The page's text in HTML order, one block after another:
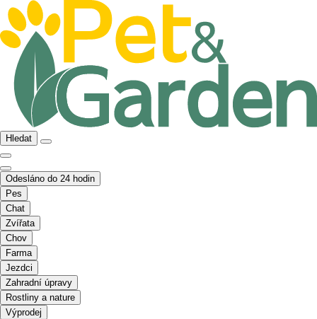
Hledat
Odesláno do 24 hodin
Pes
Chat
Zvířata
Chov
Farma
Jezdci
Zahradní úpravy
Rostliny a nature
Výprodej